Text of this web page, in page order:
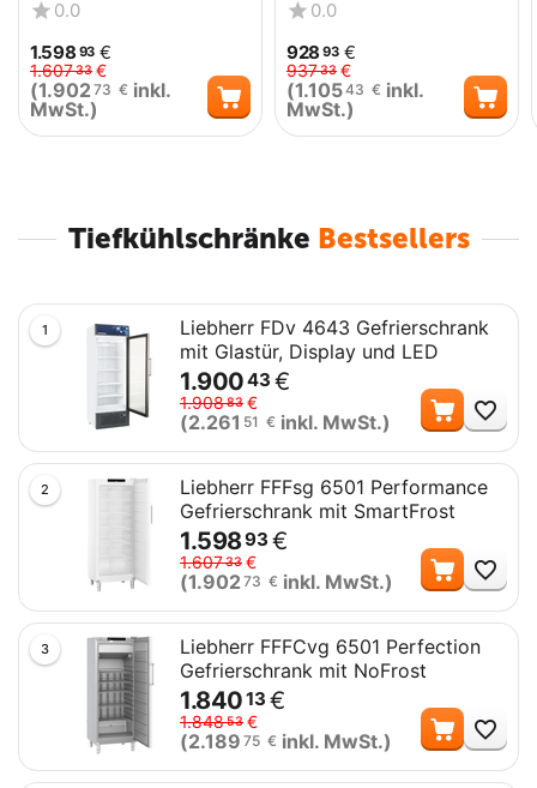
SmartFrost
0.0
1.598 93 €
1.60733 €
(1.90273 € inkl.
MwSt.)
Gefrierschrank mit
0.0
928 93 €
93733 €
(1.10543 € inkl.
MwSt.)
Tiefkühlschränke Bestsellers
1
Liebherr FDv 4643 Gefrierschrank
mit Glastür, Display und LED
1.90043 €
1.90883 €
(2.261 51 € inkl. MwSt.)
2
Liebherr FFFsg 6501 Performance
Gefrierschrank mit SmartFrost
1.59893 €
1.60733 €
(1.90273 € inkl. MwSt.)
3
Liebherr FFFCvg 6501 Perfection
Gefrierschrank mit NoFrost
1.84013 €
1.84853 €
(2.189 75 € inkl. MwSt.)